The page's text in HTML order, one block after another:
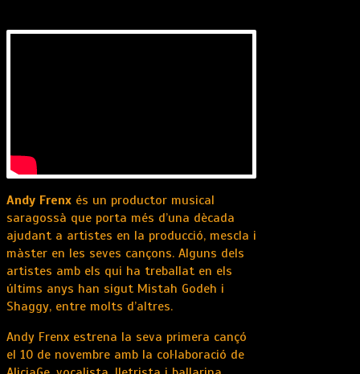
Andy Frenx és un productor musical
saragossà que porta més d’una dècada
ajudant a artistes en la producció, mescla i
màster en les seves cançons. Alguns dels
artistes amb els qui ha treballat en els
últims anys han sigut Mistah Godeh i
Shaggy, entre molts d’altres.
Andy Frenx estrena la seva primera cançó
el 10 de novembre amb la col·laboració de